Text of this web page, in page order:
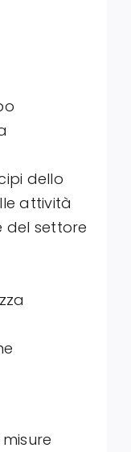
dello
attività
settore